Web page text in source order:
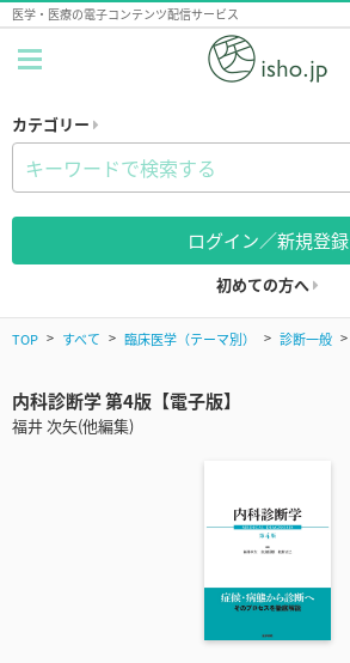
医学・医療の電子コンテンツ配信サービス
カテゴリー
ログイン／新規登録
初めての方へ
TOP すべて 臨床医学（テーマ別） 診断一般
内科診断学 第4版【電子版】
福井 次矢(他編集)